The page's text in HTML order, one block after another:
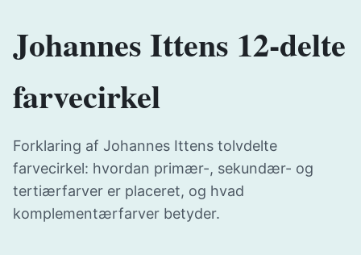
Johannes Ittens 12-delte
farvecirkel
Forklaring af Johannes Ittens tolvdelte
farvecirkel: hvordan primær-, sekundær- og
tertiærfarver er placeret, og hvad
komplementærfarver betyder.